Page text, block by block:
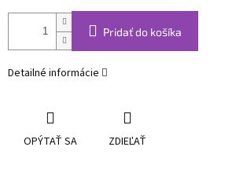
Pridať do košíka
Detailné informácie
OPÝTAŤ SA ZDIEĽAŤ